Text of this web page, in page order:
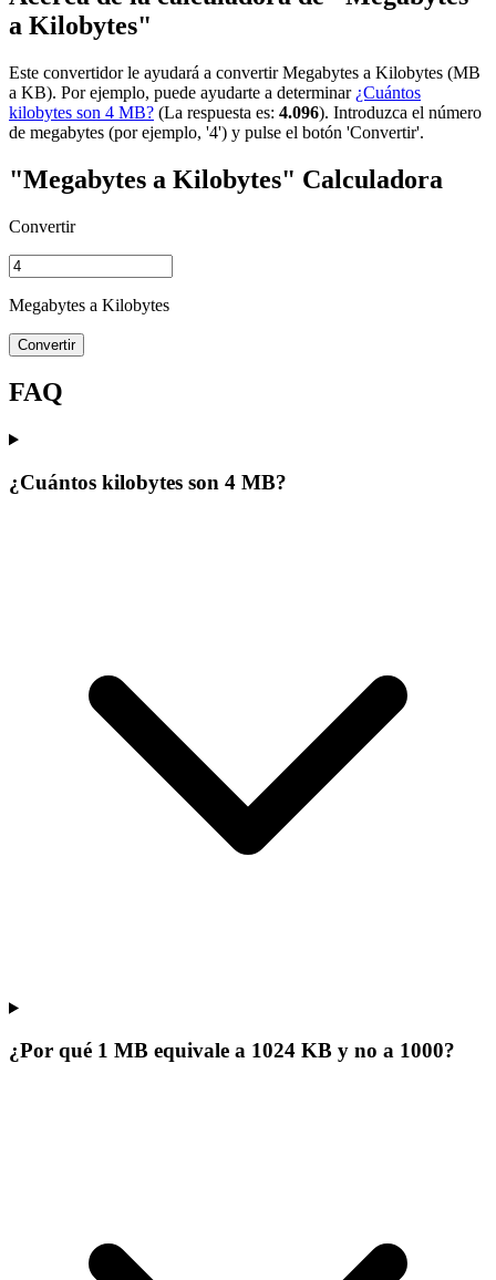
a Kilobytes"
Este convertidor le ayudará a convertir Megabytes a Kilobytes (MB
a KB). Por ejemplo, puede ayudarte a determinar ¿Cuántos
kilobytes son 4 MB? (La respuesta es: 4.096). Introduzca el número
de megabytes (por ejemplo, '4') y pulse el botón 'Convertir'.
"Megabytes a Kilobytes" Calculadora
Convertir
Megabytes a Kilobytes
Convertir
FAQ
¿Cuántos kilobytes son 4 MB?
¿Por qué 1 MB equivale a 1024 KB y no a 1000?